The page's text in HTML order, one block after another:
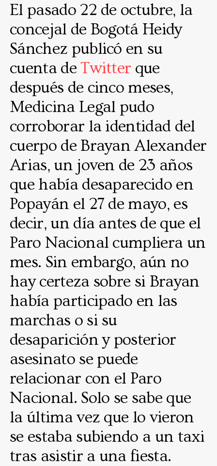
El pasado 22 de octubre, la
concejal de Bogotá Heidy
Sánchez publicó en su
cuenta deTwitter que
después de cinco meses,
Medicina Legal pudo
corroborar la identidad del
cuerpo de Brayan Alexander
Arias, un joven de 23 años
que había desaparecido en
Popayán el 27 de mayo, es
decir, un día antes de que el
Paro Nacional cumpliera un
mes. Sin embargo, aún no
hay certeza sobre si Brayan
había participado en las
marchas o si su
desaparición y posterior
asesinato se puede
relacionar con el Paro
Nacional. Solo se sabe que
la última vez que lo vieron
se estaba subiendo a un taxi
tras asistir a una fiesta.